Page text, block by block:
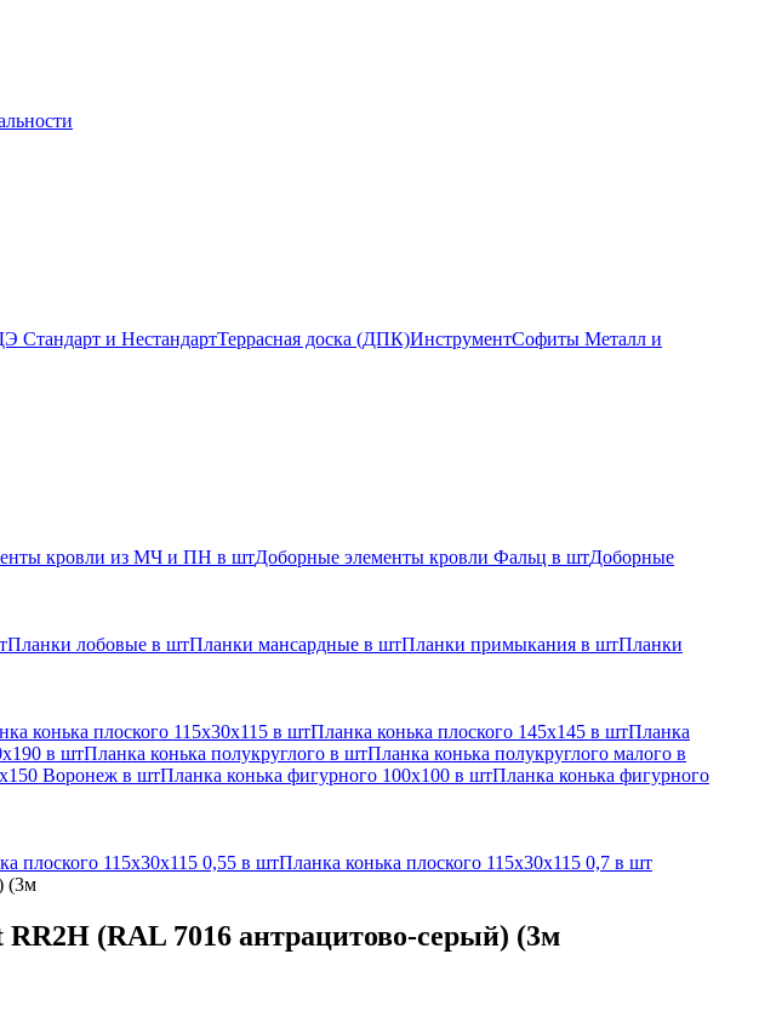
Стандарт и НестандартТеррасная доска (ДПК)ИнструментСофиты Металл и
кровли из МЧ и ПН в штДоборные элементы кровли Фальц в штДоборные
Планки лобовые в штПланки мансардные в штПланки примыкания в штПланки
конька плоского 115х30х115 в штПланка конька плоского 145х145 в штПланка
в штПланка конька полукруглого в штПланка конька полукруглого малого в
Воронеж в штПланка конька фигурного 100x100 в штПланка конька фигурного
плоского 115х30х115 0,55 в штПланка конька плоского 115х30х115 0,7 в шт
(3м
RR2Н (RAL 7016 антрацитово-серый) (3м